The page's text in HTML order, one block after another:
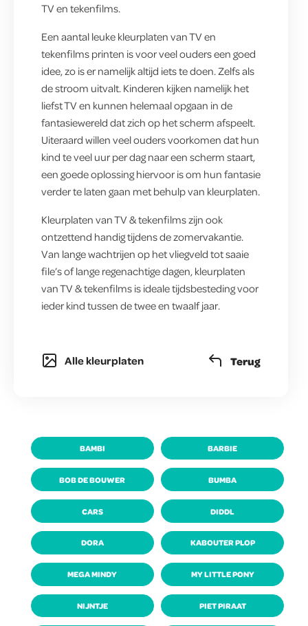
TV en tekenfilms.
Een aantal leuke kleurplaten van TV en
tekenfilms printen is voor veel ouders een goed
idee, zo is er namelijk altijd iets te doen. Zelfs als
de stroom uitvalt. Kinderen kijken namelijk het
liefst TV en kunnen helemaal opgaan in de
fantasiewereld dat zich op het scherm afspeelt.
Uiteraard willen veel ouders voorkomen dat hun
kind te veel uur per dag naar een scherm staart,
een goede oplossing hiervoor is om hun fantasie
verder te laten gaan met behulp van kleurplaten.
Kleurplaten van TV & tekenfilms zijn ook
ontzettend handig tijdens de zomervakantie.
Van lange wachtrijen op het vliegveld tot saaie
file’s of lange regenachtige dagen, kleurplaten
van TV & tekenfilms is ideale tijdsbesteding voor
ieder kind tussen de twee en twaalf jaar.
Terug
Alle kleurplaten
BAMBI BARBIE
BOB DE BOUWER BUMBA
CARS DIDDL
DORA KABOUTER PLOP
MEGA MINDY MY LITTLE PONY
NIJNTJE PIET PIRAAT